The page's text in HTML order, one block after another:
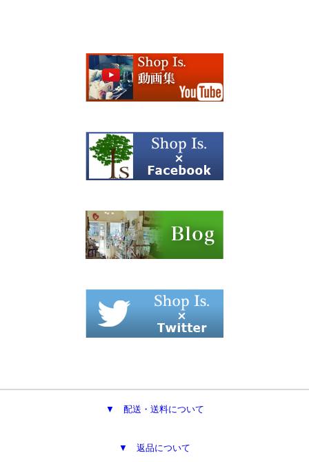
▼ 配送・送料について
▼ 返品について